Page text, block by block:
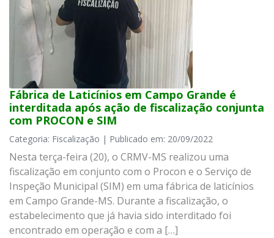
Fábrica de Laticínios em Campo Grande é
interditada após ação de fiscalização conjunta
com PROCON e SIM
Categoria: Fiscalização | Publicado em: 20/09/2022
Nesta terça-feira (20), o CRMV-MS realizou uma
fiscalização em conjunto com o Procon e o Serviço de
Inspeção Municipal (SIM) em uma fábrica de laticínios
em Campo Grande-MS. Durante a fiscalização, o
estabelecimento que já havia sido interditado foi
encontrado em operação e com a […]